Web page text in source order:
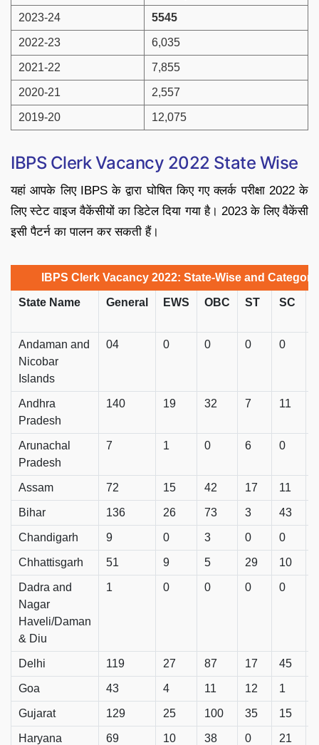
2023-24 5545
2022-23 6,035
2021-22 7,855
2020-21 2,557
2019-20 12,075
IBPS Clerk Vacancy 2022 State Wise
यहां आपके लिए IBPS के द्वारा घोषित किए गए क्लर्क परीक्षा 2022 के
लिए स्टेट वाइज वैकेंसीयों का डिटेल दिया गया है। 2023 के लिए वैकेंसी
इसी पैटर्न का पालन कर सकती हैं।
IBPS Clerk Vacancy 2022: State-Wise and
State Name General EWS OBC ST SC
Andaman and
Nicobar
Islands
04 0 0 0 0
Andhra
Pradesh
140 19 32 7 11
Arunachal
Pradesh
7 1 0 6 0
Assam 72 15 42 17 11
Bihar 136 26 73 3 43
Chandigarh 9 0 3 0 0
Chhattisgarh 51 9 5 29 10
Dadra and
Nagar
Haveli/Daman
& Diu
1 0 0 0 0
Delhi 119 27 87 17 45
Goa 43 4 11 12 1
Gujarat 129 25 100 35 15
Haryana 69 10 38 0 21